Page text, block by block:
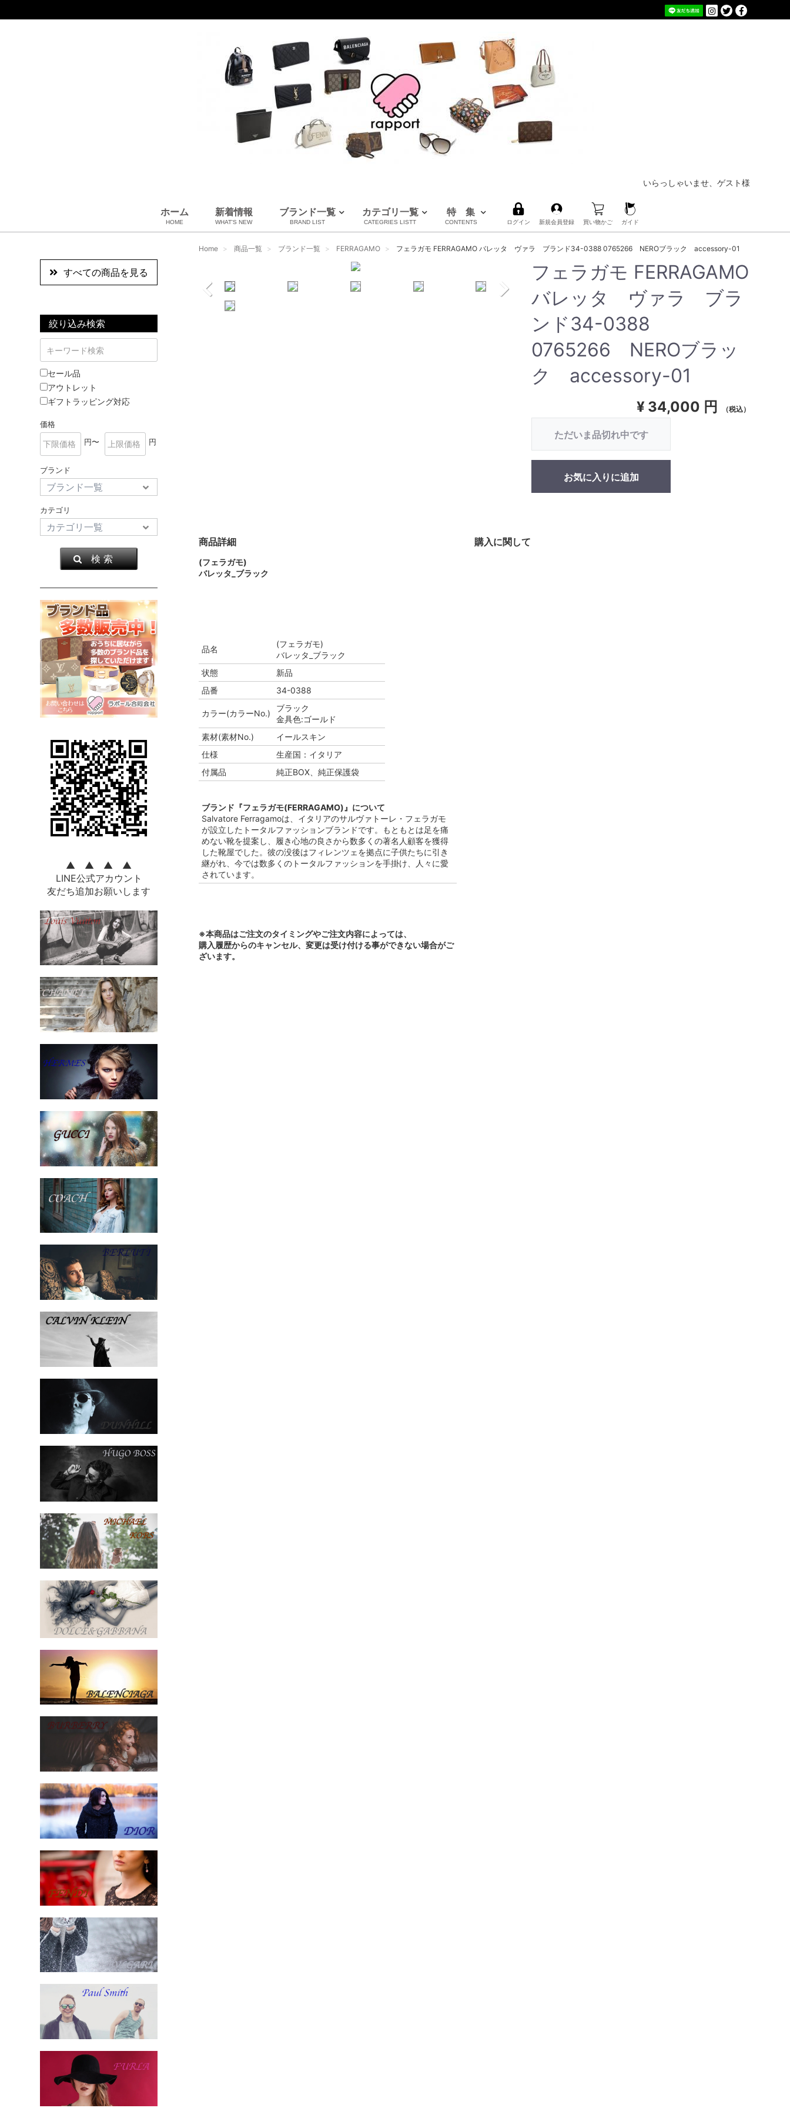
いらっしゃいませ、ゲスト様
ホーム
HOME
新着情報
WHAT'S NEW
ブランド一覧
BRAND LIST
ルイヴィトン
シャネル
エルメス
全てのブランドを見る
カテゴリ一覧
CATEGRIES LISTT
バッグ＆ポーチ
アロマ＆フレグランス
雑貨・その他
USED Hermès
USED CHANEL
USED other
特 集
CONTENTS ログイン 新規会員登録 買い物かご ガイド
Home 商品一覧 ブランド一覧 FERRAGAMO フェラガモ FERRAGAMO バレッタ ヴァラ ブランド34-0388 0765266 NEROブラック accessory-01
すべての商品を見る
絞り込み検索
セール品
アウトレット
ギフトラッピング対応
価格
円〜
円
ブランド
カテゴリ
検 索
▲ ▲ ▲ ▲
LINE公式アカウント
友だち追加お願いします
フェラガモ FERRAGAMO
バレッタ ヴァラ ブラ
ンド34-0388
0765266 NEROブラッ
ク accessory-01
¥ 34,000 円 （税込）
ただいま品切れ中です
お気に入りに追加
商品詳細 購入に関して
(フェラガモ)
バレッタ_ブラック
品名
(フェラガモ)
バレッタ_ブラック
状態
新品
品番
34-0388
カラー(カラーNo.)
ブラック
金具色:ゴールド
素材(素材No.)
イールスキン
仕様
生産国：イタリア
付属品
純正BOX、純正保護袋
ブランド『フェラガモ(FERRAGAMO)』について
Salvatore Ferragamoは、イタリアのサルヴァトーレ・フェラガモ
が設立したトータルファッションブランドです。もともとは足を痛
めない靴を提案し、履き心地の良さから数多くの著名人顧客を獲得
した靴屋でした。彼の没後はフィレンツェを拠点に子供たちに引き
継がれ、今では数多くのトータルファッションを手掛け、人々に愛
されています。
※本商品はご注文のタイミングやご注文内容によっては、
購入履歴からのキャンセル、変更は受け付ける事ができない場合がご
ざいます。